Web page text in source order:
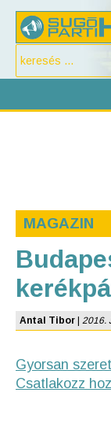
MAGAZIN
Antal Tibor 2016.
Gyorsan
Csatlakozz